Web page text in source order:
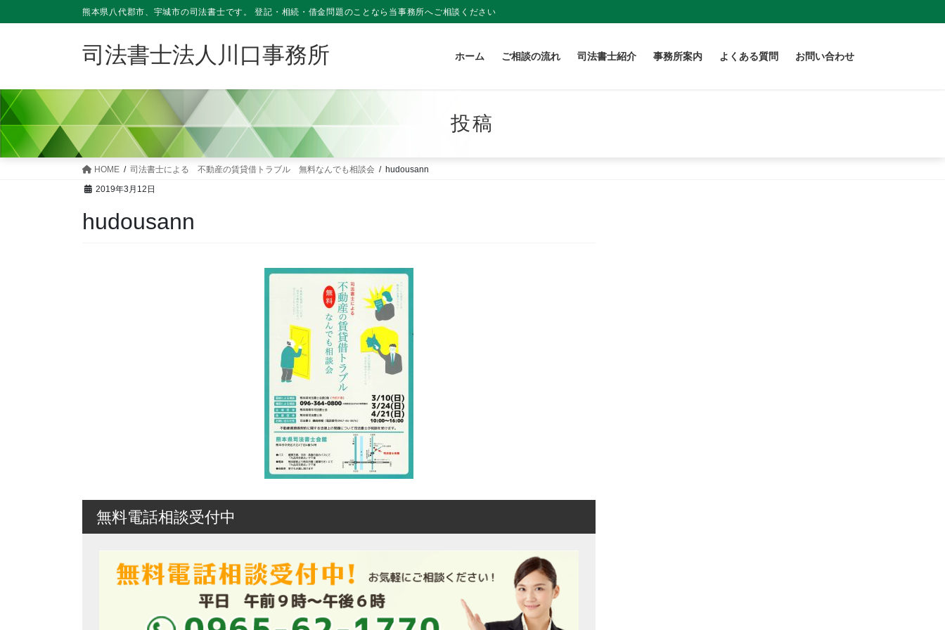
熊本県八代郡市、宇城市の司法書士です。 登記・相続・借金問題のことなら当事務所へご相談ください
司法書士法人川口事務所 ホーム ご相談の流れ 司法書士紹介 事務所案内 よくある質問 お問い合わせ
投稿
HOME 司法書士による 不動産の賃貸借トラブル 無料なんでも相談会
hudousann
2019年3月12日
hudousann
無料電話相談受付中